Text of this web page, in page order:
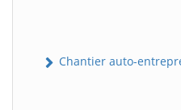
Chantier auto-